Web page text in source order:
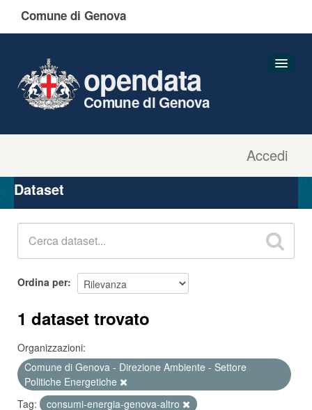
Comune di Genova
Accedi
opendata
Comune di Genova
Organizzazioni
Gruppi
Dataset
Ordina per
1 dataset trovato
Organizzazioni:
Comune di Genova - Direzione Ambiente - Settore
Politiche Energetiche
Tag:
consumi-energia-genova-altro